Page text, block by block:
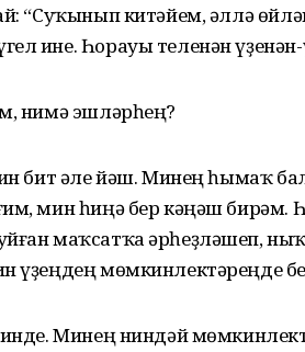
“Суҡынып китәйем, әллә
ине. Һорауы теленән үҙенән-
нимә эшләрһең?
бит әле йәш. Минең һымаҡ
мин һиңә бер кәңәш
маҡсатҡа әрһеҙләшеп,
үҙеңдең мөмкинлектәреңде
инде. Минең ниндәй